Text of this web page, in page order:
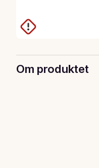
Om produktet